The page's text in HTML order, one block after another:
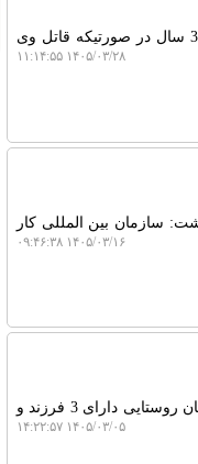
لیمو بلاگ: خانواده مرد میانسالی که در یکی از کمپ های ترک اعتیاد جان باخته بود پس از 3 سال در صورتیکه قاتل وی
۱۴۰۵/۰۳/۲۸ ۱۱:۱۴:۵۵
سازمان بین المللی کار
۱۴۰۵/۰۳/۱۶ ۰۹:۴۶:۳۸
لیمو بلاگ: مدیرعامل صندوق بیمه اجتماعی کشاورزان، روستاییان و عشایر از بیمه رایگان زنان روستایی دارای 3 فرزند و
۱۴۰۵/۰۳/۰۵ ۱۴:۲۲:۵۷